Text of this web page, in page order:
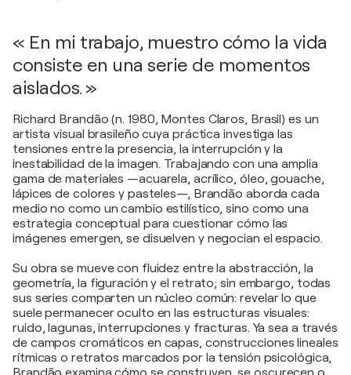
« En mi trabajo, muestro cómo la vida
consiste en una serie de momentos
aislados. »
Richard Brandão (n. 1980, Montes Claros, Brasil) es un
artista visual brasileño cuya práctica investiga las
tensiones entre la presencia, la interrupción y la
inestabilidad de la imagen. Trabajando con una amplia
gama de materiales —acuarela, acrílico, óleo, gouache,
lápices de colores y pasteles—, Brandão aborda cada
medio no como un cambio estilístico, sino como una
estrategia conceptual para cuestionar cómo las
imágenes emergen, se disuelven y negocian el espacio.
Su obra se mueve con fluidez entre la abstracción, la
geometría, la figuración y el retrato; sin embargo, todas
sus series comparten un núcleo común: revelar lo que
suele permanecer oculto en las estructuras visuales:
ruido, lagunas, interrupciones y fracturas. Ya sea a través
de campos cromáticos en capas, construcciones lineales
rítmicas o retratos marcados por la tensión psicológica,